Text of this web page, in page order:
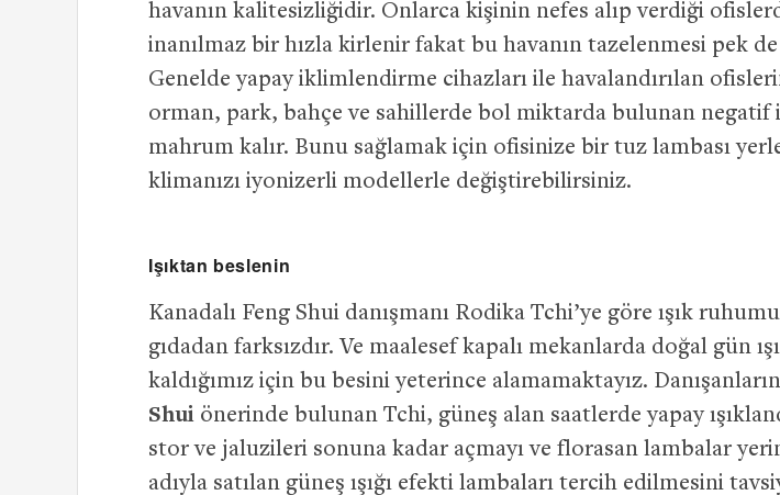
havanın kalitesizliğidir. Onlarca kişinin nefes alıp verdiği
inanılmaz bir hızla kirlenir fakat bu havanın tazelenmesi pek
Genelde yapay iklimlendirme cihazları ile havalandırılan
orman, park, bahçe ve sahillerde bol miktarda bulunan negatif
mahrum kalır. Bunu sağlamak için ofisinize bir tuz lambası
klimanızı iyonizerli modellerle değiştirebilirsiniz.
Işıktan beslenin
Kanadalı Feng Shui danışmanı Rodika Tchi’ye göre ışık
gıdadan farksızdır. Ve maalesef kapalı mekanlarda doğal gün
kaldığımız için bu besini yeterince alamamaktayız.
Shui önerinde bulunan Tchi, güneş alan saatlerde yapay
stor ve jaluzileri sonuna kadar açmayı ve florasan lambalar
adıyla satılan güneş ışığı efekti lambaları tercih edilmesini